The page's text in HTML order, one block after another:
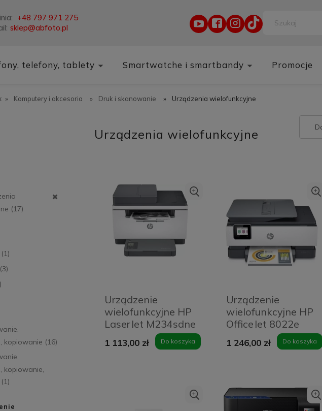
+48 797 971 275
sklep@abfoto.pl
telefony, tablety Smartwatche i smartbandy Promocje
» Komputery i akcesoria » Druk i skanowanie » Urządzenia wielofunkcyjne
(17)
(1)
(3)
kopiowanie (16)
kopiowanie,
(1)
Urządzenia wielofunkcyjne
Urządzenie
wielofunkcyjne HP
LaserJet M234sdne
1 113,00 zł Do koszyka
Urządzenie
wielofunkcyjne HP
OfficeJet 8022e
1 246,00 zł Do koszyka